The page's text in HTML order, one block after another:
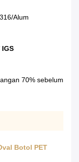
Alum
IGS
70% sebelum
Botol PET